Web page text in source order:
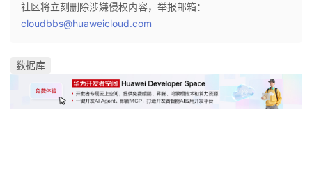
社区将立刻删除涉嫌侵权内容，举报邮箱：
cloudbbs@huaweicloud.com
数据库